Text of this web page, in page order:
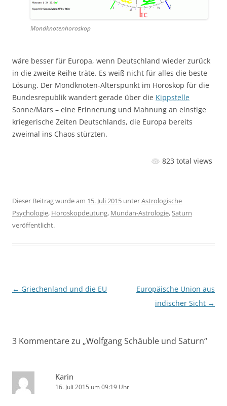
Mondknotenhoroskop
wäre besser für Europa, wenn Deutschland wieder zurück
in die zweite Reihe träte. Es weiß nicht für alles die beste
Lösung. Der Mondknoten-Alterspunkt im Horoskop für die
Bundesrepublik wandert gerade über die Kippstelle
Sonne/Mars – eine Erinnerung und Mahnung an einstige
kriegerische Zeiten Deutschlands, die Europa bereits
zweimal ins Chaos stürzten.
823 total views
Dieser Beitrag wurde am 15. Juli 2015 unterAstrologische
Psychologie, Horoskopdeutung, Mundan-Astrologie,Saturn
veröffentlicht.
Beitragsnavigation
← Griechenland und die EU
Europäische Union aus
indischer Sicht →
3 Kommentare zu „Wolfgang Schäuble und Saturn“
Karin
16. Juli 2015 um 09:19 Uhr